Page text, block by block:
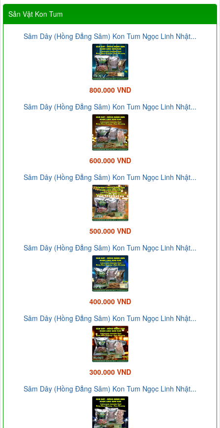
Sản Vật Kon Tum
Sâm Dây (Hồng Đẳng Sâm) Kon Tum Ngọc Linh Nhật...
800.000 VND
Sâm Dây (Hồng Đẳng Sâm) Kon Tum Ngọc Linh Nhật...
600.000 VND
Sâm Dây (Hồng Đẳng Sâm) Kon Tum Ngọc Linh Nhật...
500.000 VND
Sâm Dây (Hồng Đẳng Sâm) Kon Tum Ngọc Linh Nhật...
400.000 VND
Sâm Dây (Hồng Đẳng Sâm) Kon Tum Ngọc Linh Nhật...
300.000 VND
Sâm Dây (Hồng Đẳng Sâm) Kon Tum Ngọc Linh Nhật...